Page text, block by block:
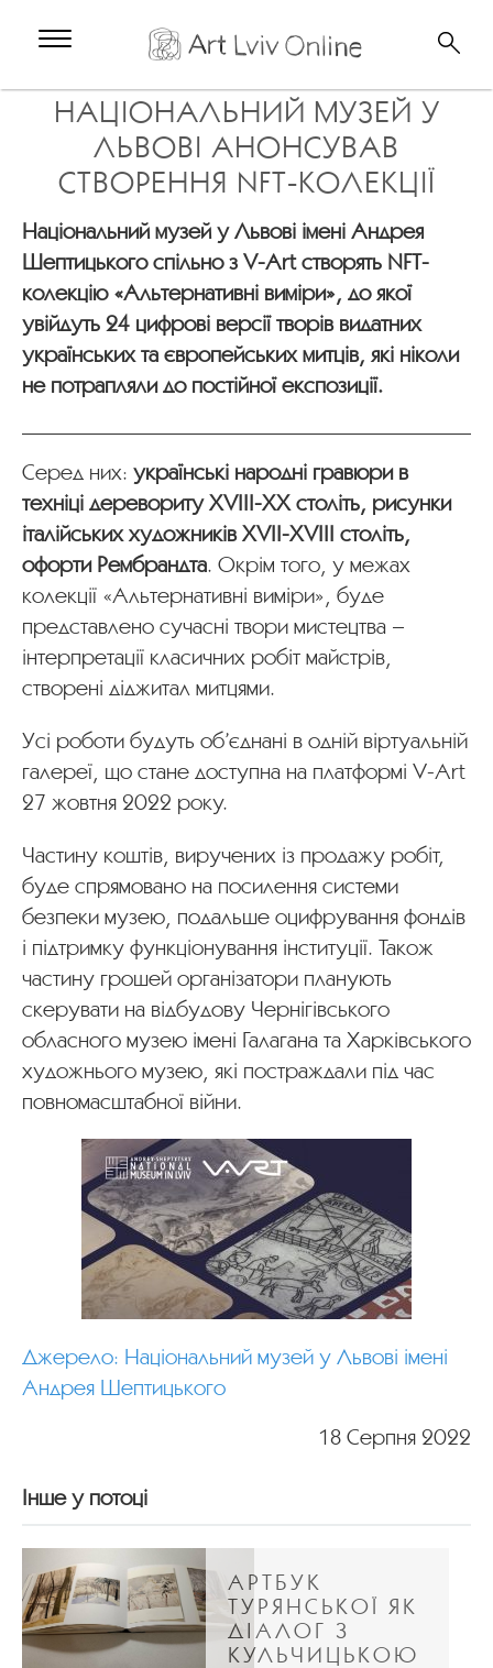
НАЦІОНАЛЬНИЙ МУЗЕЙ У
ЛЬВОВІ АНОНСУВАВ
СТВОРЕННЯ NFT-КОЛЕКЦІЇ
Національний музей у Львові імені Андрея
Шептицького спільно з V-Art створять NFT-
колекцію «Альтернативні виміри», до якої
увійдуть 24 цифрові версії творів видатних
українських та європейських митців, які ніколи
не потрапляли до постійної експозиції.
Серед них: українські народні гравюри в
техніці деревориту XVIII-ХХ століть, рисунки
італійських художників XVII-XVIII століть,
офорти Рембрандта. Окрім того, у межах
колекції «Альтернативні виміри», буде
представлено сучасні твори мистецтва –
інтерпретації класичних робіт майстрів,
створені діджитал митцями.
Усі роботи будуть об’єднані в одній віртуальній
галереї, що стане доступна на платформі V-Art
27 жовтня 2022 року.
Частину коштів, виручених із продажу робіт,
буде спрямовано на посилення системи
безпеки музею, подальше оцифрування фондів
і підтримку функціонування інституції. Також
частину грошей організатори планують
скерувати на відбудову Чернігівського
обласного музею імені Галагана та Харківського
художнього музею, які постраждали під час
повномасштабної війни.
Джерело: Національний музей у Львові імені
Андрея Шептицького
18 Серпня 2022
Інше у потоці
АРТБУК
ТУРЯНСЬКОЇ ЯК
ДІАЛОГ З
КУЛЬЧИЦЬКОЮ